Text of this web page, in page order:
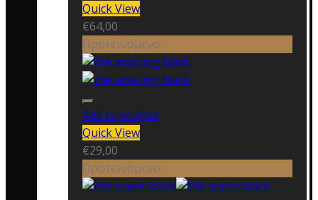
Quick View
€64,00
Προτεινόμενο
Add to wishlist
Quick View
€29,00
Προτεινόμενο